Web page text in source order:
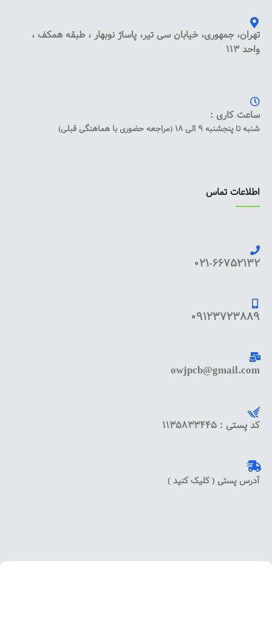
تهران، جمهوری، خیابان سی تیر، پاساژ نوبهار ، طبقه همکف ،
واحد 113
ساعت کاری :
شنبه تا پنجشنبه 9 الی 18 (مراجعه حضوری با هماهنگی قبلی)
اطلاعات تماس
021-66752132
09123723889
owjpcb@gmail.com
کد پستی : 1135833445
آدرس پستی ( کلیک کنید )